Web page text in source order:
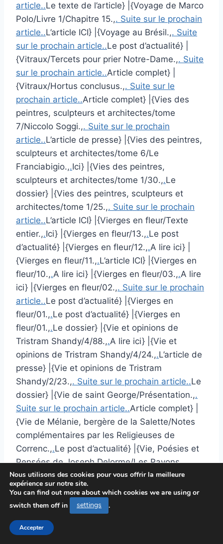
article..Le texte de l’article} |{Voyage de Marco
Polo/Livre 1/Chapitre 15.,. Suite sur le prochain
article..L’article ICI} |{Voyage au Brésil.,. Suite
sur le prochain article..Le post d’actualité} |
{Vitraux/Tercets pour prier Notre-Dame.,. Suite
sur le prochain article..Article complet} |
{Vitraux/Hortus conclusus.,. Suite sur le
prochain article..Article complet} |{Vies des
peintres, sculpteurs et architectes/tome
7/Niccolo Soggi.,. Suite sur le prochain
article..L’article de presse} |{Vies des peintres,
sculpteurs et architectes/tome 6/Le
Franciabigio.,.Ici} |{Vies des peintres,
sculpteurs et architectes/tome 1/30.,.Le
dossier} |{Vies des peintres, sculpteurs et
architectes/tome 1/25.,. Suite sur le prochain
article..L’article ICI} |{Vierges en fleur/Texte
entier.,.Ici} |{Vierges en fleur/13.,.Le post
d’actualité} |{Vierges en fleur/12.,.A lire ici} |
{Vierges en fleur/11.,.L’article ICI} |{Vierges en
fleur/10.,.A lire ici} |{Vierges en fleur/03.,.A lire
ici} |{Vierges en fleur/02.,. Suite sur le prochain
article..Le post d’actualité} |{Vierges en
fleur/01.,.Le post d’actualité} |{Vierges en
fleur/01.,.Le dossier} |{Vie et opinions de
Tristram Shandy/4/88.,.A lire ici} |{Vie et
opinions de Tristram Shandy/4/24.,.L’article de
presse} |{Vie et opinions de Tristram
Shandy/2/23.,. Suite sur le prochain article..Le
dossier} |{Vie de saint George/Présentation.,.
Suite sur le prochain article..Article complet} |
{Vie de Mélanie, bergère de la Salette/Notes
complémentaires par les Religieuses de
Correnc.,.Le post d’actualité} |{Vie, Poésies et
Pensées de Joseph Delorme/Les Rayons
jaunes.,.A lire ici} |{Victoire la rouge/5.,.Article
complet} |{Via Fora !., .L’article de presse} |{Vers
l’enfance (Verhaeren).,
{Vers l’enfance (Verhaeren).,
prochain article..
Nous utilisons des cookies pour vous offrir la meilleure
expérience sur notre site.
You can find out more about which cookies we are using or
switch them off in
settings .
Accepter